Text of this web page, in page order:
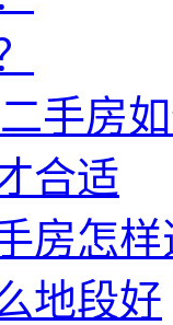
手房
合适
房怎样
地段好